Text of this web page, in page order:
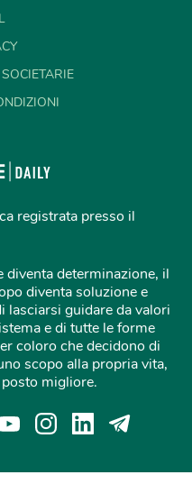
registrata presso il
determinazione, il
diventa soluzione e
lasciarsi guidare da valori
e di tutte le forme
coloro che decidono di
scopo alla propria vita,
migliore.